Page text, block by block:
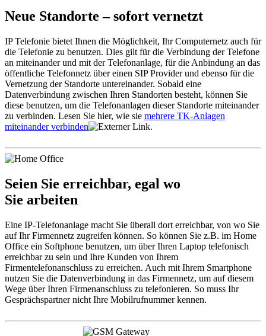
Neue Standorte – sofort vernetzt
IP Telefonie bietet Ihnen die Möglichkeit, Ihr Computernetz auch für
die Telefonie zu benutzen. Dies gilt für die Verbindung der Telefone
an miteinander und mit der Telefonanlage, für die Anbindung an das
öffentliche Telefonnetz über einen SIP Provider und ebenso für die
Vernetzung der Standorte untereinander. Sobald eine
Datenverbindung zwischen Ihren Standorten besteht, können Sie
diese benutzen, um die Telefonanlagen dieser Standorte miteinander
zu verbinden. Lesen Sie hier, wie sie mehrere TK-Anlagen
miteinander verbinden
.
Seien Sie erreichbar, egal wo
Sie arbeiten
Eine IP-Telefonanlage macht Sie überall dort erreichbar, von wo Sie
auf Ihr Firmennetz zugreifen können. So können Sie z.B. im Home
Office ein Softphone benutzen, um über Ihren Laptop telefonisch
erreichbar zu sein und Ihre Kunden von Ihrem
Firmentelefonanschluss zu erreichen. Auch mit Ihrem Smartphone
nutzen Sie die Datenverbindung in das Firmennetz, um auf diesem
Wege über Ihren Firmenanschluss zu telefonieren. So muss Ihr
Gesprächspartner nicht Ihre Mobilrufnummer kennen.